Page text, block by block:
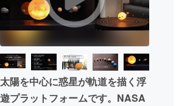
映像・映画
ビジネス・起業
まちづくり・地域活性化
太陽を中心に惑星が軌道を描く浮
遊プラットフォームです。NASA